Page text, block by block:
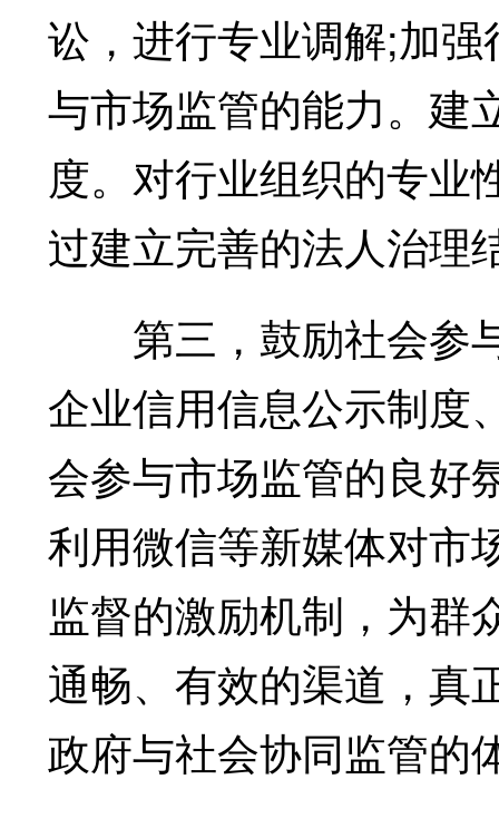
讼，进行专业调解;加
与市场监管的能力。建
度。对行业组织的专业
过建立完善的法人治理
第三，鼓励社会参
企业信用信息公示制度
会参与市场监管的良好
利用微信等新媒体对市
监督的激励机制，为群
通畅、有效的渠道，真
政府与社会协同监管的